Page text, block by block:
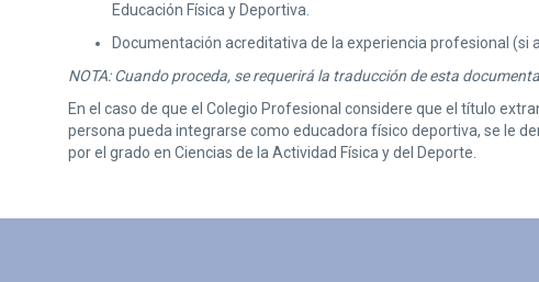
Educación Física y Deportiva.
Documentación acreditativa de la experiencia profesional (si
NOTA: Cuando proceda, se requerirá la traducción de esta
En el caso de que el Colegio Profesional considere que el título
persona pueda integrarse como educadora físico deportiva, se le
por el grado en Ciencias de la Actividad Física y del Deporte.